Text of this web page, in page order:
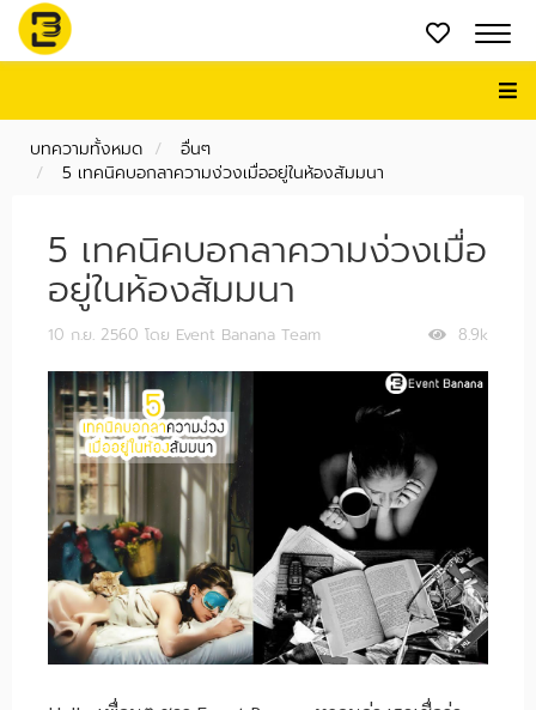
บทความทั้งหมด
อื่นๆ
5 เทคนิคบอกลาความง่วงเมื่ออยู่ในห้องสัมมนา
5 เทคนิคบอกลาความง่วงเมื่อ
อยู่ในห้องสัมมนา
8.9k
10 ก.ย. 2560 โดย Event Banana Team